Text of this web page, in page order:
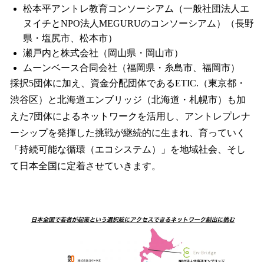
松本平アントレ教育コンソーシアム（一般社団法人エ
ヌイチとNPO法人MEGURUのコンソーシアム）（長野
県・塩尻市、松本市）
瀬戸内と株式会社（岡山県・岡山市）
ムーンベース合同会社（福岡県・糸島市、福岡市）
採択5団体に加え、資金分配団体であるETIC.（東京都・
渋谷区）と北海道エンブリッジ（北海道・札幌市）も加
えた7団体によるネットワークを活用し、アントレプレナ
ーシップを発揮した挑戦が継続的に生まれ、育っていく
「持続可能な循環（エコシステム）」を地域社会、そし
て日本全国に定着させていきます。